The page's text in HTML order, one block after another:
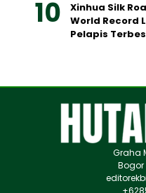
Xinhua Silk
World Record
Pelapis
Graha